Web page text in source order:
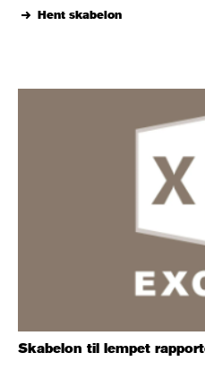
Hent skabelon
Skabelon til lempet